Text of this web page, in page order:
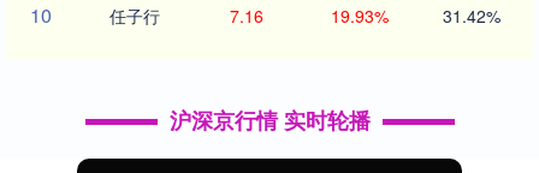
10 任子行 7.16 19.93% 31.42%
沪深京行情 实时轮播